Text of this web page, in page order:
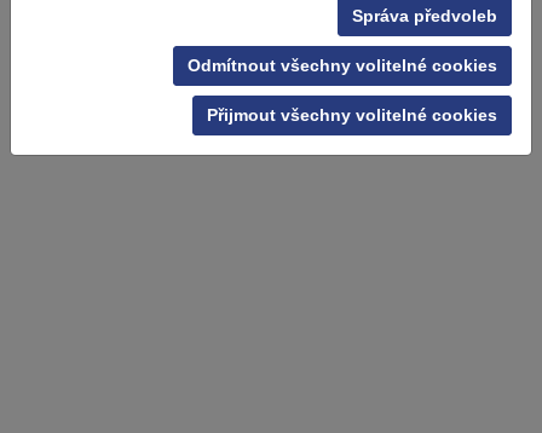
Správa předvoleb
Odmítnout všechny volitelné cookies
Přijmout všechny volitelné cookies